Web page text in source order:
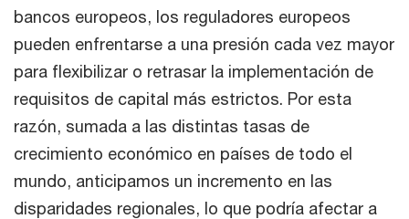
bancos europeos, los reguladores europeos
pueden enfrentarse a una presión cada vez mayor
para flexibilizar o retrasar la implementación de
requisitos de capital más estrictos. Por esta
razón, sumada a las distintas tasas de
crecimiento económico en países de todo el
mundo, anticipamos un incremento en las
disparidades regionales, lo que podría afectar a